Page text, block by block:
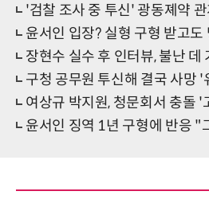
'검찰 조사 중 투신' 광동졔약 관계
윤서인 입장? 실형 구형 받고
장현수 실수 후 인터뷰, 불난 데
구청 공무원 투신해 결국 사망 '
여상규 박지원, 청문회서 충돌 '
윤서인 징역 1년 구형에 반응 "